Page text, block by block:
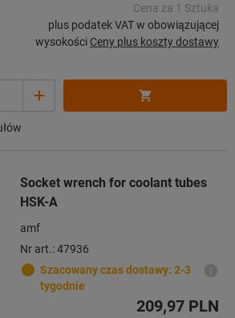
Cena za 1 Sztuka
plus podatek VAT w obowiązującej
wysokości Ceny plus koszty dostawy
Socket wrench for coolant tubes
HSK-A
amf
Nr art.: 47936
Szacowany czas dostawy: 2-3
tygodnie
209,97 PLN